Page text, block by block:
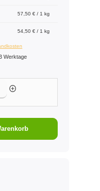
57,50 € / 1 kg
54,50 € / 1 kg
Werktage